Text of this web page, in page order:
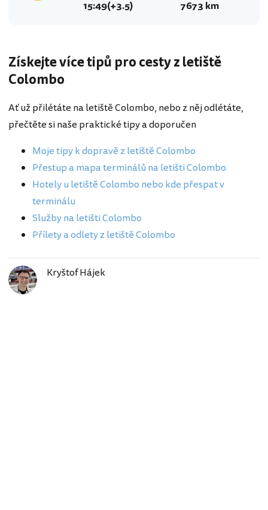
15:49(+3.5) 7673 km
Získejte více tipů pro cesty z letiště
Colombo
Ať už přilétáte na letiště Colombo, nebo z něj odlétáte,
přečtěte si naše praktické tipy a doporučen
Moje tipy k dopravě z letiště Colombo
Přestup a mapa terminálů na letišti Colombo
Hotely u letiště Colombo nebo kde přespat v
terminálu
Služby na letišti Colombo
Přílety a odlety z letiště Colombo
Kryštof Hájek